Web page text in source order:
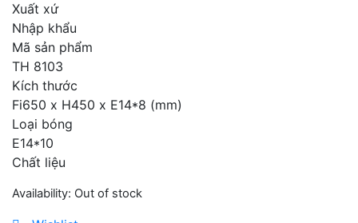
Xuất xứ
Nhập khẩu
Mã sản phẩm
TH 8103
Kích thước
Fi650 x H450 x E14*8 (mm)
Loại bóng
E14*10
Chất liệu
Availability: Out of stock